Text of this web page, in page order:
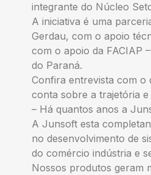
integrante do Núcleo
A iniciativa é uma
Gerdau, com o apoio
com o apoio da FACIAP
do Paraná.
Confira entrevista com o
conta sobre a trajetória
– Há quantos anos a
A Junsoft esta
no desenvolvimento de
do comércio indústria e
Nossos produtos geram